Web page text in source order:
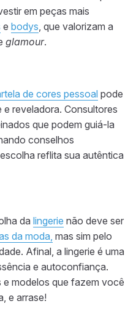
em peças mais
e bodys , que valorizam a
glamour.
de cores pessoal pode
reveladora. Consultores
que podem guiá-la
conselhos
reflita sua autêntica
da lingerie não deve ser
da moda, mas sim pelo
Afinal, a lingerie é uma
e autoconfiança.
modelos que fazem você
e arrase!